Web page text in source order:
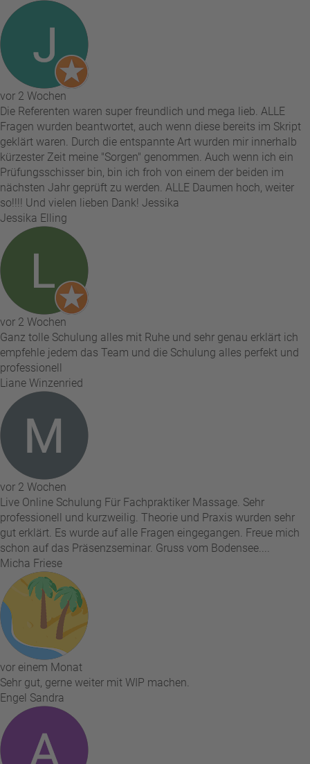
vor 2 Wochen
Die Referenten waren super freundlich und mega lieb. ALLE
Fragen wurden beantwortet, auch wenn diese bereits im Skript
geklärt waren. Durch die entspannte Art wurden mir innerhalb
kürzester Zeit meine "Sorgen" genommen. Auch wenn ich ein
Prüfungsschisser bin, bin ich froh von einem der beiden im
nächsten Jahr geprüft zu werden. ALLE Daumen hoch, weiter
so!!!! Und vielen lieben Dank! Jessika
Jessika Elling
vor 2 Wochen
Ganz tolle Schulung alles mit Ruhe und sehr genau erklärt ich
empfehle jedem das Team und die Schulung alles perfekt und
professionell
Liane Winzenried
vor 2 Wochen
Live Online Schulung Für Fachpraktiker Massage. Sehr
professionell und kurzweilig. Theorie und Praxis wurden sehr
gut erklärt. Es wurde auf alle Fragen eingegangen. Freue mich
schon auf das Präsenzseminar. Gruss vom Bodensee....
Micha Friese
vor einem Monat
Sehr gut, gerne weiter mit WIP machen.
Engel Sandra